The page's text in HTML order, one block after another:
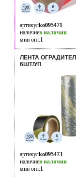
артикулko095471
наличиев наличии
мин опт.1
ЛЕНТА
6ШТ/УП
артикулko095473
наличиев наличии
мин опт.1